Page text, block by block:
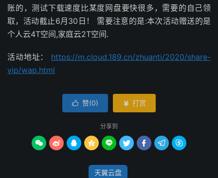
账的，测试下载速度比某度网盘要快很多，需要的自己领
取，活动截止6月30日！ 需要注意的是:本次活动赠送的是
个人云4T空间,家庭云2T空间.
活动地址： https://m.cloud.189.cn/zhuanti/2020/share-
vip/wap.html
 赞(0)  打赏
分享到
        
天翼云盘